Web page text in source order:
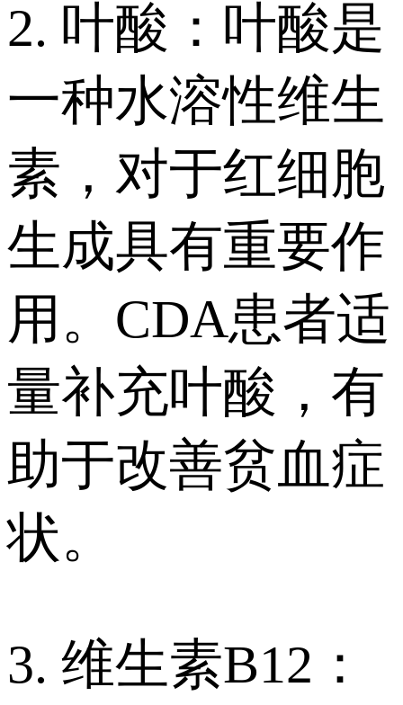
2. 叶酸：叶酸是
一种水溶性维生
素，对于红细胞
生成具有重要作
用。CDA患者适
量补充叶酸，有
助于改善贫血症
状。
3. 维生素B12：